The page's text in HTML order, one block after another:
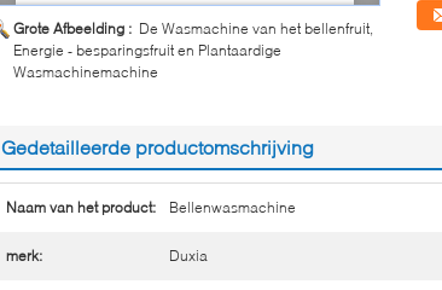
Grote Afbeelding : De Wasmachine van het bellenfruit,
Energie - besparingsfruit en Plantaardige
Wasmachinemachine
Gedetailleerde productomschrijving
Naam van het product: Bellenwasmachine
merk: Duxia